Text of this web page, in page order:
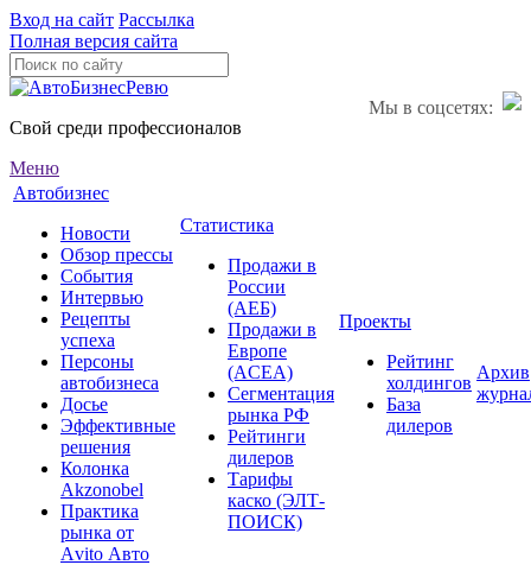
Вход на сайт Рассылка
Полная версия сайта
Мы в соцсетях:
Свой среди профессионалов
Меню
Автобизнес
Новости
Обзор прессы
События
Интервью
Рецепты
успеха
Персоны
автобизнеса
Досье
Эффективные
решения
Колонка
Akzonobel
Практика
рынка от
Аvito Авто
Статистика
Продажи в
России
(АЕБ)
Продажи в
Европе
(ACEA)
Сегментация
рынка РФ
Рейтинги
дилеров
Тарифы
каско (ЭЛТ-
ПОИСК)
Проекты
Рейтинг
холдингов
База
дилеров
Архив